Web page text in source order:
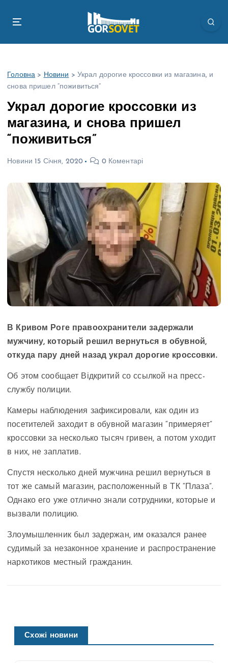
Головна > Новини > Украл дорогие кроссовки из магазина, и
снова пришел “поживиться”
Украл дорогие кроссовки из
магазина, и снова пришел
“поживиться”
Новини 15 Січня, 2020 0 Коментарі
В Кривом Роге правоохранители задержали
мужчину, который решил вернуться в обувной,
откуда пару дней назад украл дорогие кроссовки.
Об этом сообщает Відкритий со ссылкой на пресс-
службу полиции.
Камеры наблюдения зафиксировали, как один из
посетителей заходит в обувной магазин “примеряет”
кроссовки за несколько тысяч гривен, а потом уходит
в них, не заплатив.
Спустя несколько дней мужчина решил вернуться в
тот же самый магазин, расположенный в ТК “Плаза”.
Однако его уже отлично знали сотрудники, которые и
вызвали полицию.
Злоумышленник был задержан, им оказался ранее
судимый за незаконное хранение и распространение
наркотиков местный гражданин.
Схожі новини